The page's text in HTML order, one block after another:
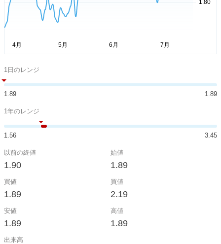
1日のレンジ
1.89 1.89
1年のレンジ
1.56 3.45
以前の終値
1.90
始値
1.89
買値
1.89
買値
2.19
安値
1.89
高値
1.89
出来高